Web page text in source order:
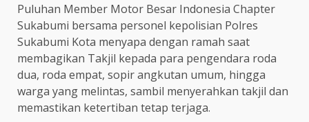
Puluhan Member Motor Besar Indonesia Chapter
Sukabumi bersama personel kepolisian Polres
Sukabumi Kota menyapa dengan ramah saat
membagikan Takjil kepada para pengendara roda
dua, roda empat, sopir angkutan umum, hingga
warga yang melintas, sambil menyerahkan takjil dan
memastikan ketertiban tetap terjaga.